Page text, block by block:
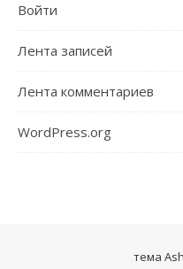
Войти
Лента записей
Лента комментариев
WordPress.org
тема